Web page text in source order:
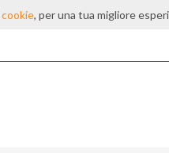
cookie, per una tua migliore